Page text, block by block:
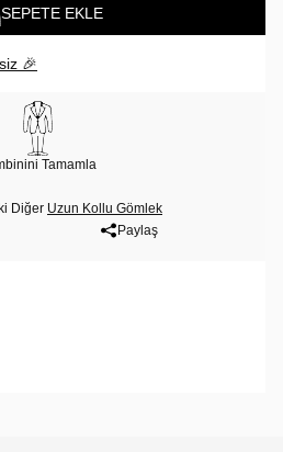
SEPETE EKLE
🎉
Tamamla
Diğer Uzun Kollu Gömlek
Paylaş